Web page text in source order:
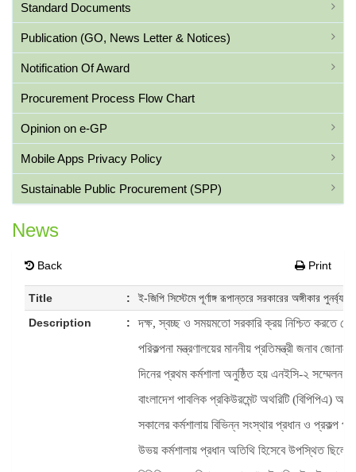
Standard Documents
Publication (GO, News Letter & Notices)
Notification Of Award
Procurement Process Flow Chart
Opinion on e-GP
Mobile Apps Privacy Policy
Sustainable Public Procurement (SPP)
News
Back Print
Title :
ই-জিপি সিস্টেমে পূর্ণাঙ্গ রূপান্তরে সরকারের অঙ্গীকার পুনর্ব্যক্ত
Description
:
দক্ষ, স্বচ্ছ ও সময়মতো সরকারি ক্রয় নিশ্চিত করতে
পরিকল্পনা মন্ত্রণালয়ের মাননীয় প্রতিমন্ত্রী জনাব
দিনের প্রথম কর্মশালা অনুষ্ঠিত হয় এনইসি-২ সম্মেলন
বাংলাদেশ পাবলিক প্রকিউরমেন্ট অথরিটি (বিপিপিএ)
সকালের কর্মশালায় বিভিন্ন সংস্থার প্রধান ও প্রকল্প
উভয় কর্মশালায় প্রধান অতিথি হিসেবে উপস্থিত